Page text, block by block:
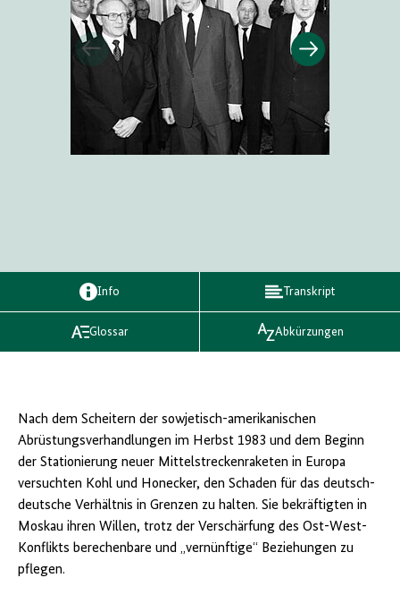
Info Transkript
Glossar Abkürzungen
Nach dem Scheitern der sowjetisch-amerikanischen
Abrüstungsverhandlungen im Herbst 1983 und dem Beginn
der Stationierung neuer Mittelstreckenraketen in Europa
versuchten Kohl und Honecker, den Schaden für das deutsch-
deutsche Verhältnis in Grenzen zu halten. Sie bekräftigten in
Moskau ihren Willen, trotz der Verschärfung des Ost-West-
Konflikts berechenbare und „vernünftige“ Beziehungen zu
pflegen.